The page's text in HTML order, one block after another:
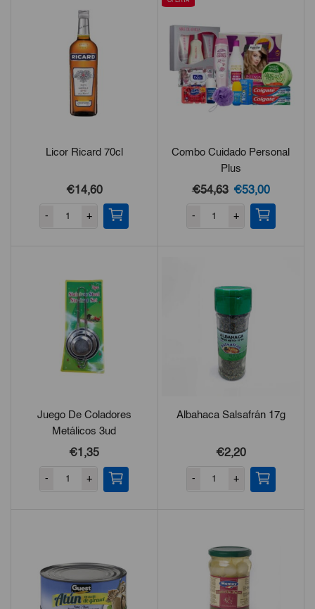
Licor Ricard 70cl
€14,60
- +
Combo Cuidado Personal
Plus
€54,63 El
precio
original
€53,00El
precio
- +
Juego De Coladores
Metálicos 3ud
€1,35
- +
Albahaca Salsafrán 17g
€2,20
- +